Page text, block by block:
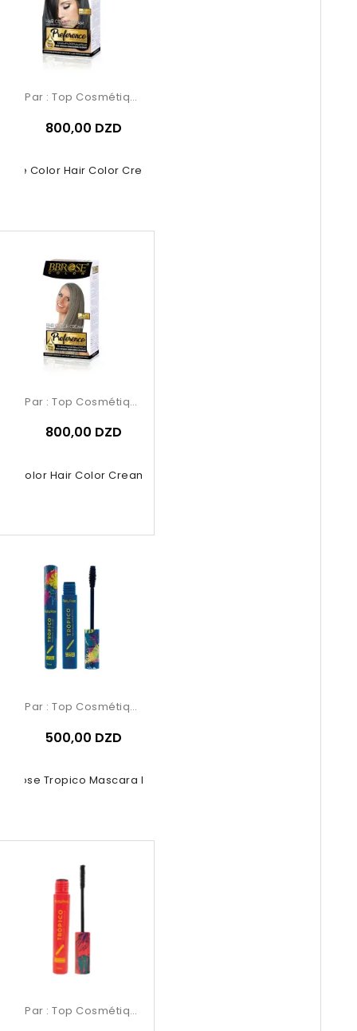
Color Hair Color Cream –...
Par : Top Cosmétiques
800,00 DZD
Color Hair Color Cream – 9.02...
Par : Top Cosmétiques
800,00 DZD
Rose Tropico Mascara Power...
Par : Top Cosmétiques
500,00 DZD
Par : Top Cosmétiques